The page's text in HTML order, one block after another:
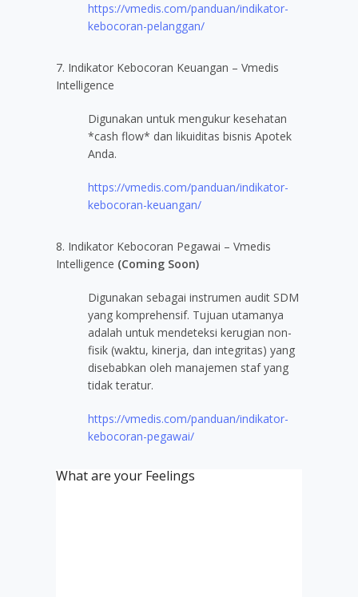
https://vmedis.com/panduan/indikator-
kebocoran-pelanggan/
7. Indikator Kebocoran Keuangan – Vmedis
Intelligence
Digunakan untuk mengukur kesehatan
*cash flow* dan likuiditas bisnis Apotek
Anda.
https://vmedis.com/panduan/indikator-
kebocoran-keuangan/
8. Indikator Kebocoran Pegawai – Vmedis
Intelligence (Coming Soon)
Digunakan sebagai instrumen audit SDM
yang komprehensif. Tujuan utamanya
adalah untuk mendeteksi kerugian non-
fisik (waktu, kinerja, dan integritas) yang
disebabkan oleh manajemen staf yang
tidak teratur.
https://vmedis.com/panduan/indikator-
kebocoran-pegawai/
What are your Feelings